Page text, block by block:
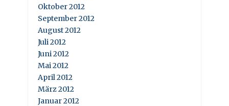
Oktober 2012
September 2012
August 2012
Juli 2012
Juni 2012
Mai 2012
April 2012
März 2012
Januar 2012